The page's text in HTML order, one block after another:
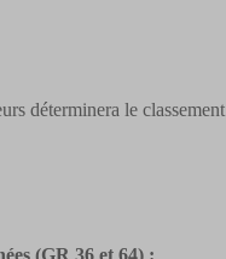
déterminera le